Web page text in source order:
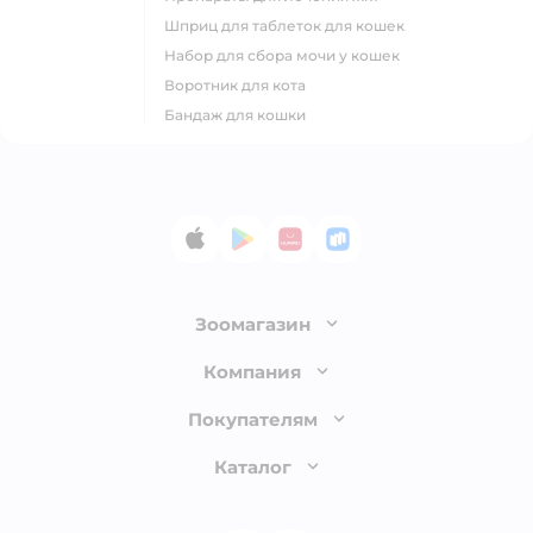
шприц для таблеток для кошек
набор для сбора мочи у кошек
воротник для кота
бандаж для кошки
App StoreGoogle Play
AppGallery
RuStore
Зоомагазин
Лицензия
Доставка и оплата
Обмен и возврат товара
Компания
О компании
Покупателям
Бонусные карты
Каталог